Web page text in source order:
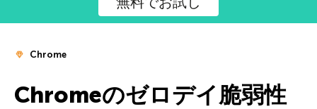
Chrome
Chromeのゼロデイ脆弱性